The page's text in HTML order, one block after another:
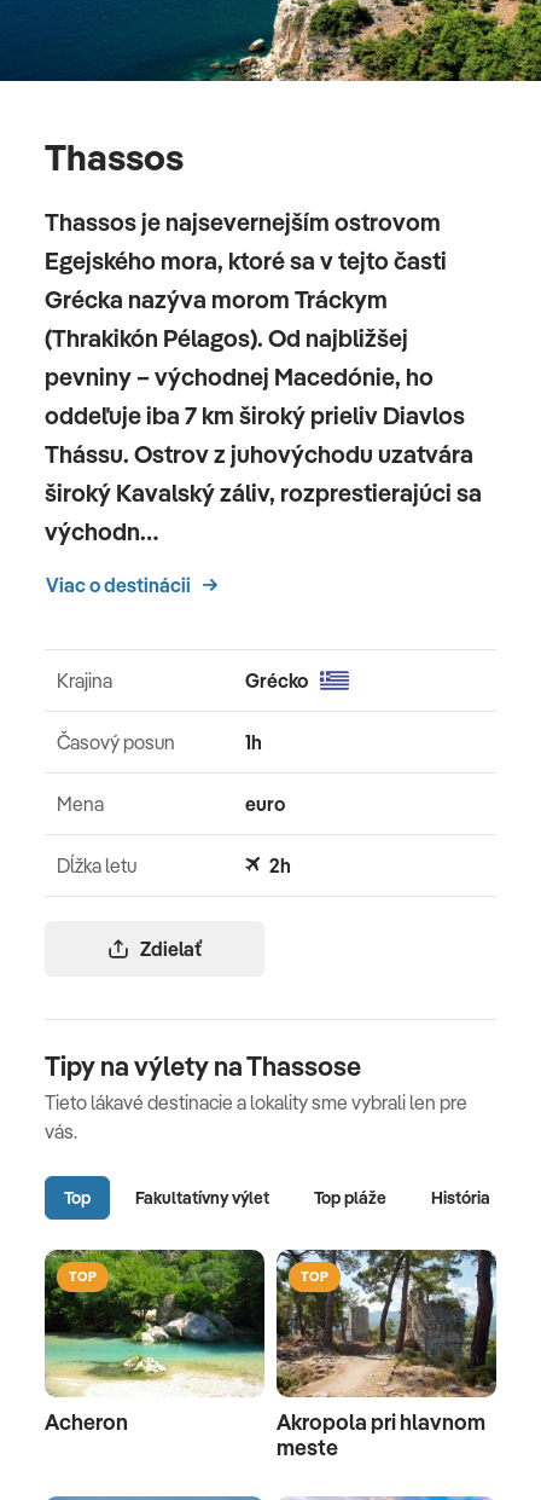
Thassos
Thassos je najsevernejším ostrovom
Egejského mora, ktoré sa v tejto časti
Grécka nazýva morom Tráckym
(Thrakikón Pélagos). Od najbližšej
pevniny – východnej Macedónie, ho
oddeľuje iba 7 km široký prieliv Diavlos
Thássu. Ostrov z juhovýchodu uzatvára
široký Kavalský záliv, rozprestierajúci sa
východn…
Viac o destinácii
Zdielať
Krajina Grécko
Časový posun 1h
Mena euro
Dĺžka letu 2h
Tipy na výlety na Thassose
Tieto lákavé destinacie a lokality sme vybrali len pre
vás.
Top Fakultatívny výlet Top pláže História
TOP
Acheron
TOP
Akropola pri hlavnom
meste